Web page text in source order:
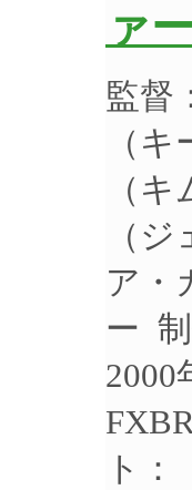
ァ
監督
（
（
（
ア・
ー
ト：